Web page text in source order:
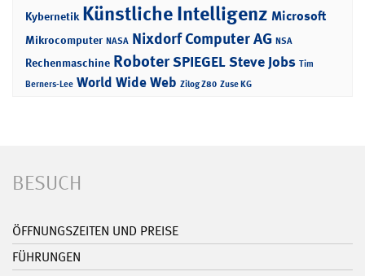
Kybernetik Künstliche Intelligenz Microsoft
Mikrocomputer NASA Nixdorf Computer AG NSA
Rechenmaschine RoboterSPIEGELSteve Jobs Tim
Berners-Lee World Wide Web Zilog Z80 Zuse KG
BESUCH
ÖFFNUNGSZEITEN UND PREISE
FÜHRUNGEN